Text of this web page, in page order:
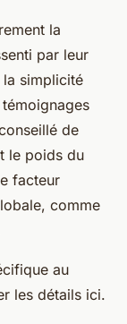
la
par leur
simplicité
de
le poids du
facteur
comme
au
les détails ici.